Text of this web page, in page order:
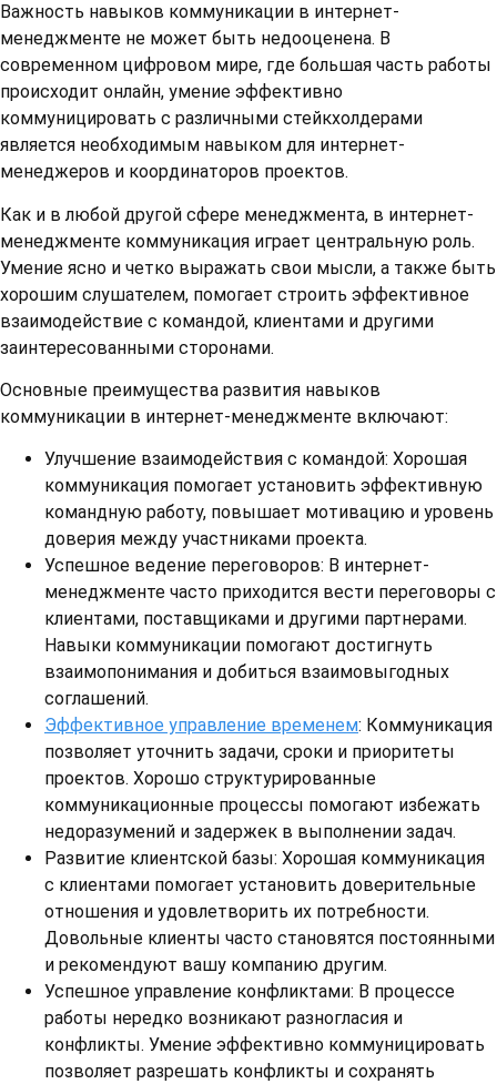
Важность навыков коммуникации в интернет-
менеджменте не может быть недооценена. В
современном цифровом мире, где большая часть работы
происходит онлайн, умение эффективно
коммуницировать с различными стейкхолдерами
является необходимым навыком для интернет-
менеджеров и координаторов проектов.
Как и в любой другой сфере менеджмента, в интернет-
менеджменте коммуникация играет центральную роль.
Умение ясно и четко выражать свои мысли, а также быть
хорошим слушателем, помогает строить эффективное
взаимодействие с командой, клиентами и другими
заинтересованными сторонами.
Основные преимущества развития навыков
коммуникации в интернет-менеджменте включают:
Улучшение взаимодействия с командой: Хорошая
коммуникация помогает установить эффективную
командную работу, повышает мотивацию и уровень
доверия между участниками проекта.
Успешное ведение переговоров: В интернет-
менеджменте часто приходится вести переговоры с
клиентами, поставщиками и другими партнерами.
Навыки коммуникации помогают достигнуть
взаимопонимания и добиться взаимовыгодных
соглашений.
Эффективное управление временем: Коммуникация
позволяет уточнить задачи, сроки и приоритеты
проектов. Хорошо структурированные
коммуникационные процессы помогают избежать
недоразумений и задержек в выполнении задач.
Развитие клиентской базы: Хорошая коммуникация
с клиентами помогает установить доверительные
отношения и удовлетворить их потребности.
Довольные клиенты часто становятся постоянными
и рекомендуют вашу компанию другим.
Успешное управление конфликтами: В процессе
работы нередко возникают разногласия и
конфликты. Умение эффективно коммуницировать
позволяет разрешать конфликты и сохранять